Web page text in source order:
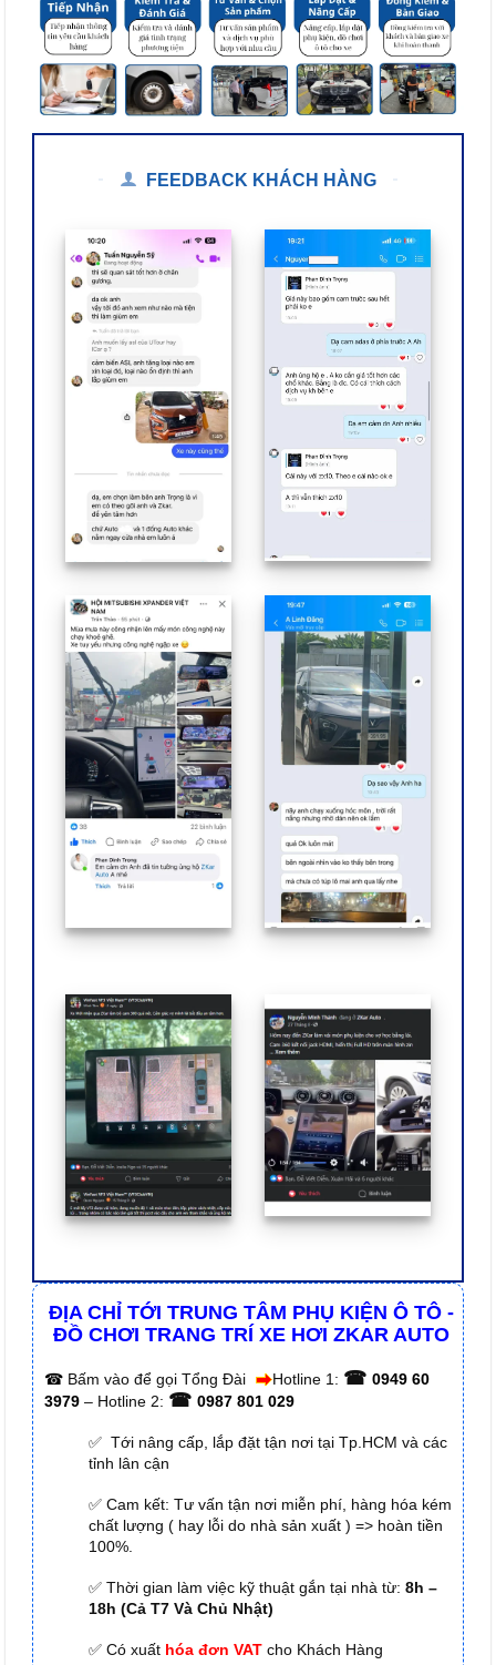
FEEDBACK KHÁCH HÀNG
ĐỊA CHỈ TỚI TRUNG TÂM PHỤ KIỆN Ô TÔ -
ĐỒ CHƠI TRANG TRÍ XE HƠI ZKAR AUTO
☎ Bấm vào để gọi Tổng Đài Hotline 1: ☎ 0949 60
3979 – Hotline 2: ☎ 0987 801 029
✅ Tới nâng cấp, lắp đặt tận nơi tại Tp.HCM và các
tỉnh lân cận
✅ Cam kết: Tư vấn tận nơi miễn phí, hàng hóa kém
chất lượng ( hay lỗi do nhà sản xuất ) => hoàn tiền
100%.
✅ Thời gian làm việc kỹ thuật gắn tại nhà từ: 8h –
18h (Cả T7 Và Chủ Nhật)
✅ Có xuất hóa đơn VAT cho Khách Hàng